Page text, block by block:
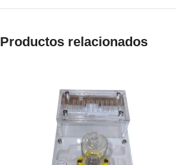
Productos relacionados